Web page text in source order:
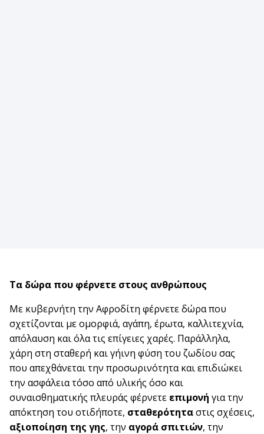
Τα δώρα που φέρνετε στους ανθρώπους
Με κυβερνήτη την Αφροδίτη φέρνετε δώρα που
σχετίζονται με ομορφιά, αγάπη, έρωτα, καλλιτεχνία,
απόλαυση και όλα τις επίγειες χαρές. Παράλληλα,
χάρη στη σταθερή και γήινη φύση του ζωδίου σας
που απεχθάνεται την προσωρινότητα και επιδιώκει
την ασφάλεια τόσο από υλικής όσο και
συναισθηματικής πλευράς φέρνετε επιμονή για την
απόκτηση του οτιδήποτε, σταθερότηταστις σχέσεις,
αξιοποίηση της γης, την αγορά σπιτιών, την